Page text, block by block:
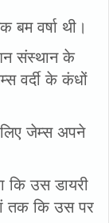
वर्षा थी।
संस्थान के
वर्दी के कंधों
लिए जेम्स अपने
कि उस डायरी
तक कि उस पर